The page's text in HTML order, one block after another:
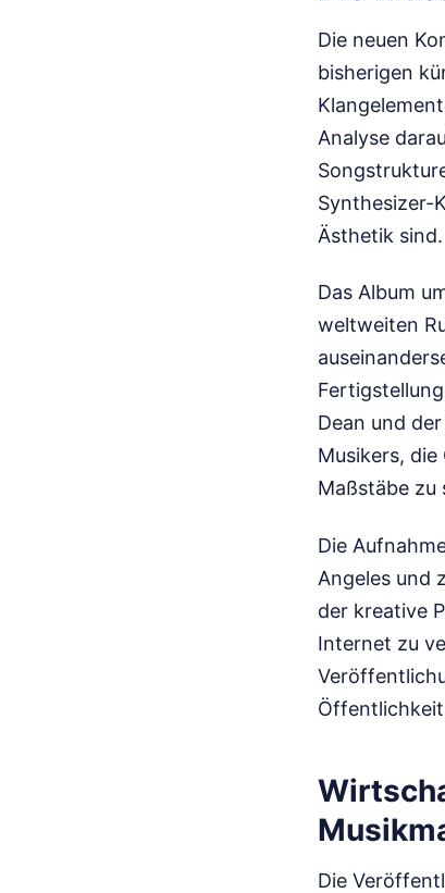
Die neuen
bisherigen
Analyse
Synthesizer-
Ästhetik sind.
Das Album
weltweiten
Dean und
Musikers,
Maßstäbe zu
Die
Angeles und
der kreative
Internet zu
Die